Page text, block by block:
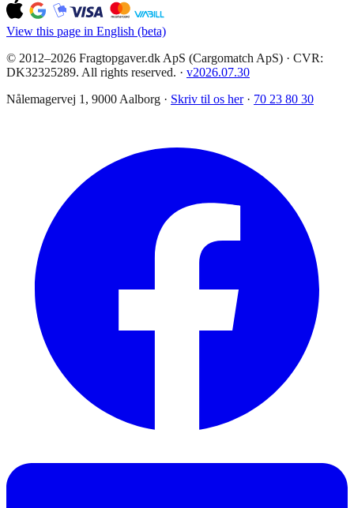
View this page in English (beta)
© 2012–2026 Fragtopgaver.dk ApS (Cargomatch ApS) · CVR:
DK32325289. All rights reserved. · v2026.07.30
Nålemagervej 1, 9000 Aalborg · Skriv til os her · 70 23 80 30